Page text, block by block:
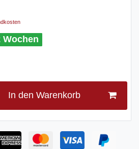
Wochen
In den Warenkorb